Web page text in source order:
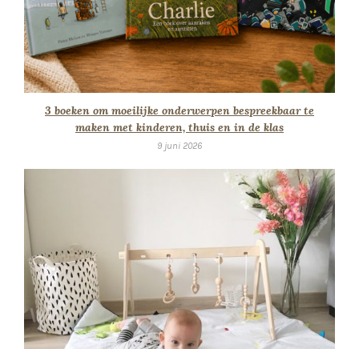
3 boeken om moeilijke onderwerpen bespreekbaar te
maken met kinderen, thuis en in de klas
9 juni 2026